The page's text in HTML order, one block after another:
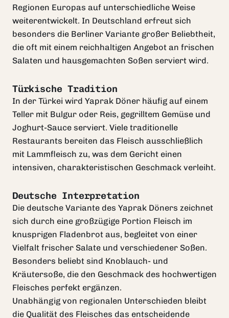
Regionen Europas auf unterschiedliche Weise
weiterentwickelt. In Deutschland erfreut sich
besonders die Berliner Variante großer Beliebtheit,
die oft mit einem reichhaltigen Angebot an frischen
Salaten und hausgemachten Soßen serviert wird.
Türkische Tradition
In der Türkei wird Yaprak Döner häufig auf einem
Teller mit Bulgur oder Reis, gegrilltem Gemüse und
Joghurt-Sauce serviert. Viele traditionelle
Restaurants bereiten das Fleisch ausschließlich
mit Lammfleisch zu, was dem Gericht einen
intensiven, charakteristischen Geschmack verleiht.
Deutsche Interpretation
Die deutsche Variante des Yaprak Döners zeichnet
sich durch eine großzügige Portion Fleisch im
knusprigen Fladenbrot aus, begleitet von einer
Vielfalt frischer Salate und verschiedener Soßen.
Besonders beliebt sind Knoblauch- und
Kräutersoße, die den Geschmack des hochwertigen
Fleisches perfekt ergänzen.
Unabhängig von regionalen Unterschieden bleibt
die Qualität des Fleisches das entscheidende